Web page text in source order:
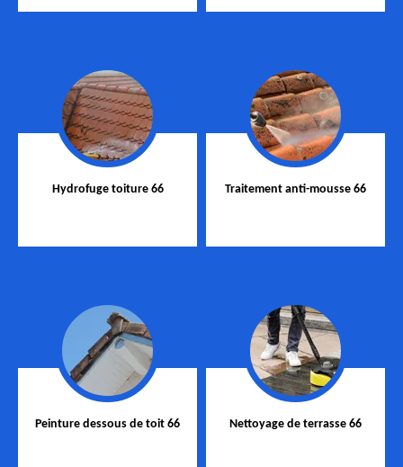
Hydrofuge toiture 66 Traitement anti-mousse 66
Peinture dessous de toit 66 Nettoyage de terrasse 66